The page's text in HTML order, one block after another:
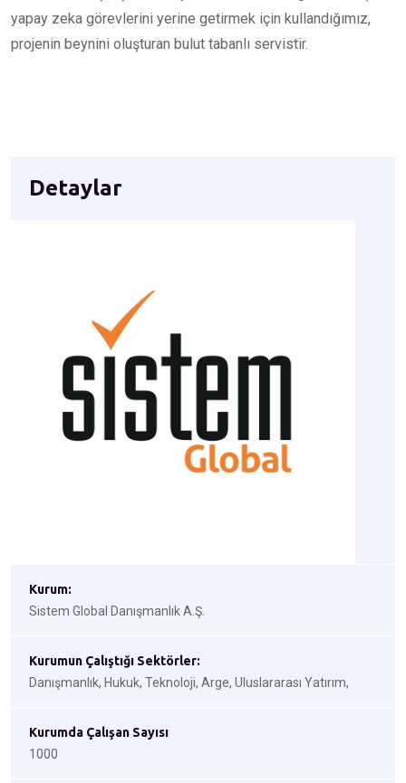
yapay zeka görevlerini yerine getirmek için kullandığımız,
projenin beynini oluşturan bulut tabanlı servistir.
Detaylar
Kurum:
Sistem Global Danışmanlık A.Ş.
Kurumun Çalıştığı Sektörler:
Danışmanlık, Hukuk, Teknoloji, Arge, Uluslararası Yatırım,
Kurumda Çalışan Sayısı
1000